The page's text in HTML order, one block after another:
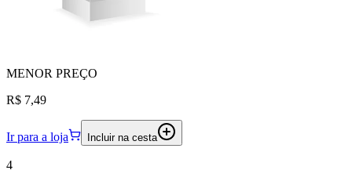
MENOR PREÇO
R$ 7,49
Ir para a loja Incluir na cesta
4